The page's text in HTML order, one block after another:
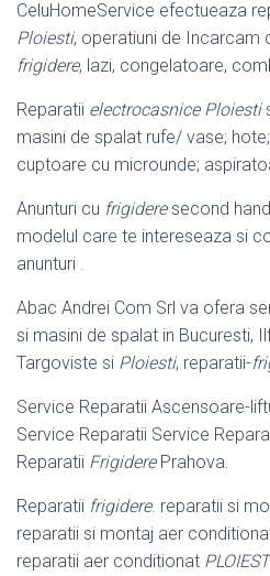
CeluHomeService efectueaza
Ploiesti, operatiuni de Incarcam
frigidere, lazi, congelatoare,
Reparatii electrocasnice Ploiesti
masini de spalat rufe/ vase;
cuptoare cu microunde;
Anunturi cu frigideresecond
modelul care te intereseaza si
anunturi .
Abac Andrei Com Srl va ofera
si masini de spalat in Bucuresti,
Targoviste si Ploiesti, reparatii-
Service Reparatii Ascensoare-
Service Reparatii Service
Reparatii FrigiderePrahova.
Reparatii frigidere. reparatii si
reparatii si montaj aer
reparatii aer conditionat